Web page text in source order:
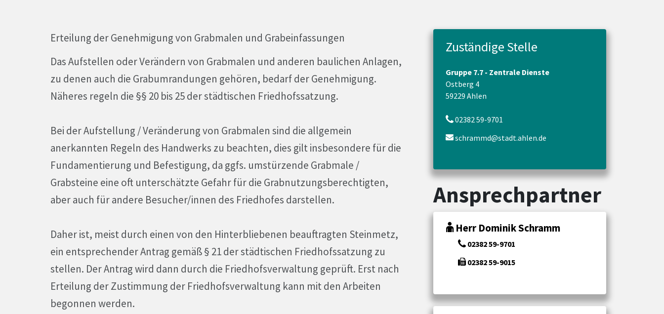
Erteilung der Genehmigung von Grabmalen und Grabeinfassungen
Das Aufstellen oder Verändern von Grabmalen und anderen baulichen Anlagen,
zu denen auch die Grabumrandungen gehören, bedarf der Genehmigung.
Näheres regeln die §§ 20 bis 25 der städtischen Friedhofssatzung.
Bei der Aufstellung / Veränderung von Grabmalen sind die allgemein
anerkannten Regeln des Handwerks zu beachten, dies gilt insbesondere für die
Fundamentierung und Befestigung, da ggfs. umstürzende Grabmale /
Grabsteine eine oft unterschätzte Gefahr für die Grabnutzungsberechtigten,
aber auch für andere Besucher/innen des Friedhofes darstellen.
Daher ist, meist durch einen von den Hinterbliebenen beauftragten Steinmetz,
ein entsprechender Antrag gemäß § 21 der städtischen Friedhofssatzung zu
stellen. Der Antrag wird dann durch die Friedhofsverwaltung geprüft. Erst nach
Erteilung der Zustimmung der Friedhofsverwaltung kann mit den Arbeiten
begonnen werden.
Zuständige Stelle
Gruppe 7.7 - Zentrale Dienste
Ostberg 4
59229 Ahlen
02382 59-9701
schrammd@stadt.ahlen.de
Ansprechpartner
Herr Dominik Schramm
02382 59-9701
02382 59-9015